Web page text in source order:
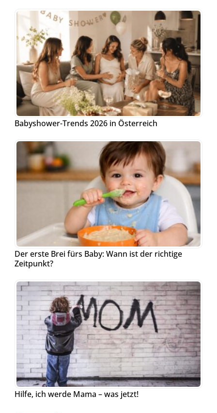
Babyshower-Trends 2026 in Österreich
Der erste Brei fürs Baby: Wann ist der richtige
Zeitpunkt?
Hilfe, ich werde Mama – was jetzt!